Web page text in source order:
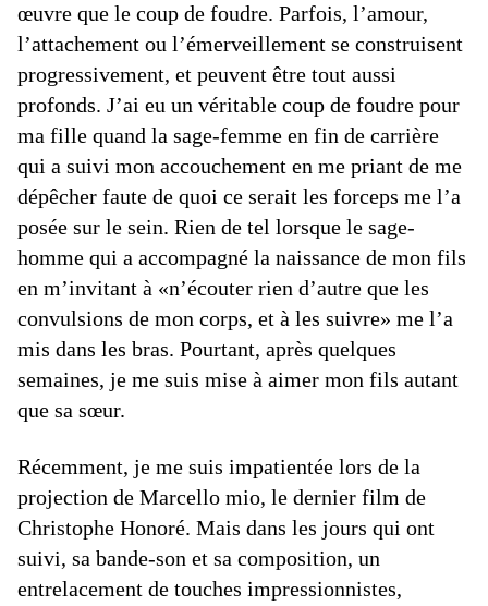
œuvre que le coup de foudre. Parfois, l’amour,
l’attachement ou l’émerveillement se construisent
progressivement, et peuvent être tout aussi
profonds. J’ai eu un véritable coup de foudre pour
ma fille quand la sage-femme en fin de carrière
qui a suivi mon accouchement en me priant de me
dépêcher faute de quoi ce serait les forceps me l’a
posée sur le sein. Rien de tel lorsque le sage-
homme qui a accompagné la naissance de mon fils
en m’invitant à «n’écouter rien d’autre que les
convulsions de mon corps, et à les suivre» me l’a
mis dans les bras. Pourtant, après quelques
semaines, je me suis mise à aimer mon fils autant
que sa sœur.
Récemment, je me suis impatientée lors de la
projection de Marcello mio, le dernier film de
Christophe Honoré. Mais dans les jours qui ont
suivi, sa bande-son et sa composition, un
entrelacement de touches impressionnistes,